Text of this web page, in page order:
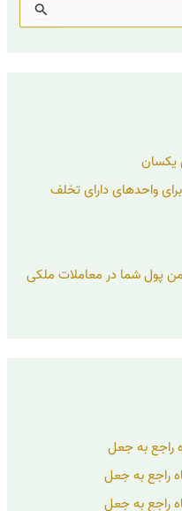
یکسان
واحدهای دارای تخلف
پول شما در معاملات ملکی
راجع به جعل
راجع به جعل
راجع به جعل